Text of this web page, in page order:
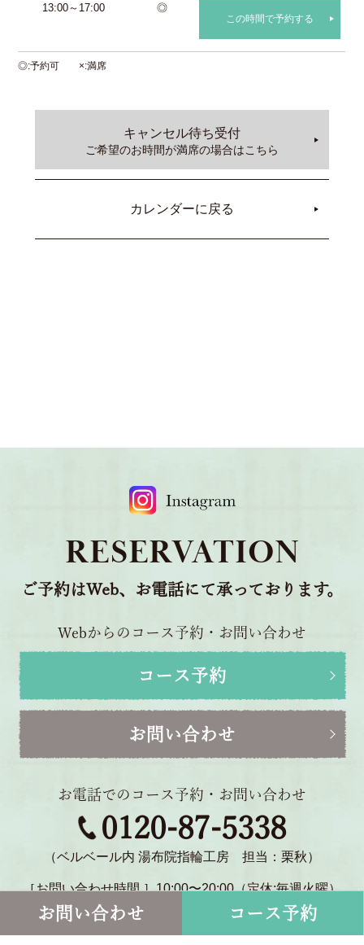
13:00～17:00 ◎
この時間で予約する
◎ 予約可 × 満席
キャンセル待ち受付
ご希望のお時間が満席の場合はこちら
カレンダーに戻る
RESERVATION
ご予約はWeb、お電話にて承っております。
Webからのコース予約・お問い合わせ
コース予約
お問い合わせ
お電話でのコース予約・お問い合わせ
0120-87-5338
（ベルベール内 湯布院指輪工房 担当：栗秋）
［お問い合わせ時間 ］10:00〜20:00（定休:毎週火曜）
〒879-5114 大分県由布市湯布院町川北1770-2
お問い合わせ コース予約